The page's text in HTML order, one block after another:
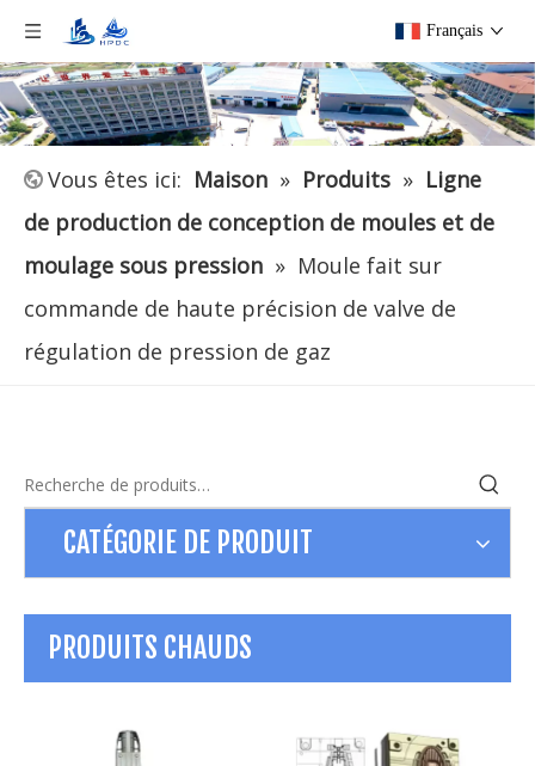
Français
Vous êtes ici: Maison » Produits » Ligne
de production de conception de moules et de
moulage sous pression » Moule fait sur
commande de haute précision de valve de
régulation de pression de gaz
CATÉGORIE DE PRODUIT
PRODUITS CHAUDS